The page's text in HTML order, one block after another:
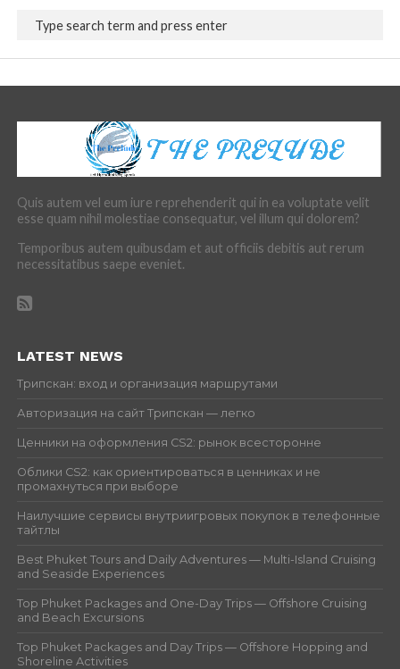
Quis autem vel eum iure reprehenderit qui in ea voluptate velit
esse quam nihil molestiae consequatur, vel illum qui dolorem?
Temporibus autem quibusdam et aut officiis debitis aut rerum
necessitatibus saepe eveniet.
LATEST NEWS
Трипскан: вход и организация маршрутами
Авторизация на сайт Трипскан — легко
Ценники на оформления CS2: рынок всесторонне
Облики CS2: как ориентироваться в ценниках и не
промахнуться при выборе
Наилучшие сервисы внутриигровых покупок в телефонные
тайтлы
Best Phuket Tours and Daily Adventures — Multi-Island Cruising
and Seaside Experiences
Top Phuket Packages and One-Day Trips — Offshore Cruising
and Beach Excursions
Top Phuket Packages and Day Trips — Offshore Hopping and
Shoreline Activities